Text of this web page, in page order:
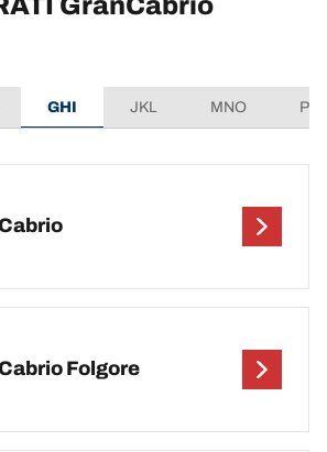
GHI JKL MNO
Folgore